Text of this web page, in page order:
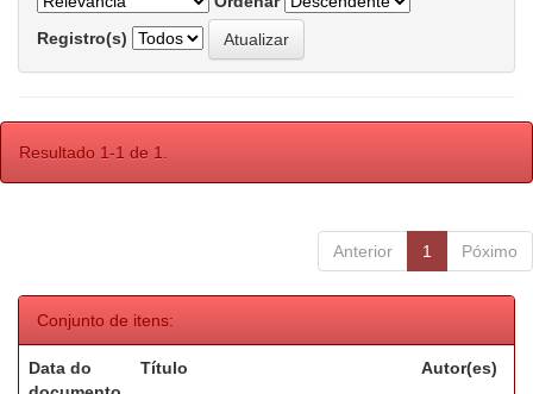
Registro(s)
Resultado 1-1 de 1.
Anterior 1 Póximo
Conjunto de itens:
Data do
Título Autor(es)